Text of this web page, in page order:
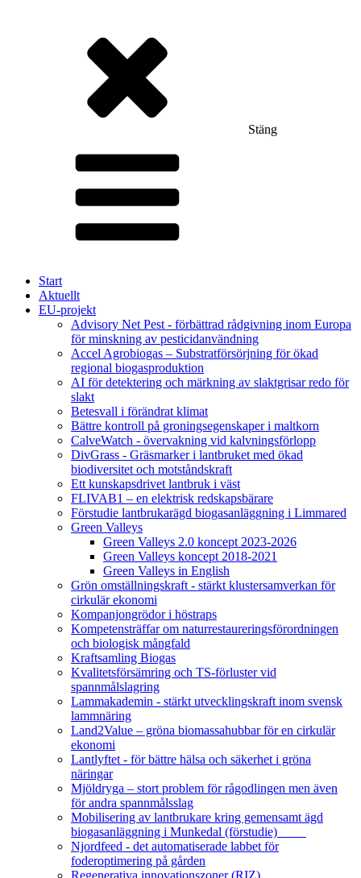
Stäng
Start
Aktuellt
EU-projekt
Advisory Net Pest - förbättrad rådgivning inom Europa
för minskning av pesticidanvändning
Accel Agrobiogas – Substratförsörjning för ökad
regional biogasproduktion
AI för detektering och märkning av slaktgrisar redo för
slakt
Betesvall i förändrat klimat
Bättre kontroll på groningsegenskaper i maltkorn
CalveWatch - övervakning vid kalvningsförlopp
DivGrass - Gräsmarker i lantbruket med ökad
biodiversitet och motståndskraft
Ett kunskapsdrivet lantbruk i väst
FLIVAB1 – en elektrisk redskapsbärare
Förstudie lantbrukarägd biogasanläggning i Limmared
Green Valleys
Green Valleys 2.0 koncept 2023-2026
Green Valleys koncept 2018-2021
Green Valleys in English
Grön omställningskraft - stärkt klustersamverkan för
cirkulär ekonomi
Kompanjongrödor i höstraps
Kompetensträffar om naturrestaureringsförordningen
och biologisk mångfald
Kraftsamling Biogas
Kvalitetsförsämring och TS-förluster vid
spannmålslagring
Lammakademin - stärkt utvecklingskraft inom svensk
lammnäring
Land2Value – gröna biomassahubbar för en cirkulär
ekonomi
Lantlyftet - för bättre hälsa och säkerhet i gröna
näringar
Mjöldryga – stort problem för rågodlingen men även
för andra spannmålsslag
Mobilisering av lantbrukare kring gemensamt ägd
biogasanläggning i Munkedal (förstudie)
Njordfeed - det automatiserade labbet för
foderoptimering på gården
Regenerativa innovationszoner (RIZ)